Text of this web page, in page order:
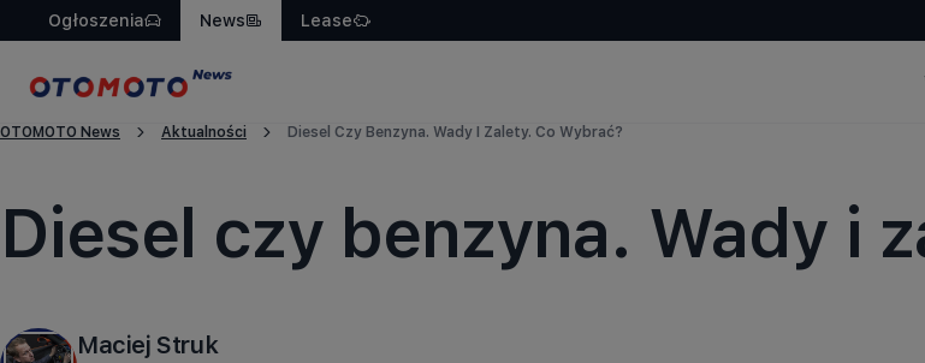
Ogłoszenia News Lease
OTOMOTO News Aktualności Diesel Czy Benzyna. Wady I Zalety. Co Wybrać?
Diesel czy benzyna. Wady i
Maciej Struk